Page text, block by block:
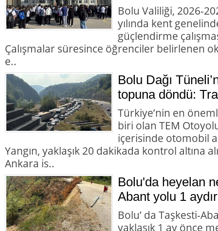
Bolu Valiliği, 2026-
yılında kent
güçlendirme
Çalışmalar süresince öğrenciler belirlenen
e..
Bolu Dağı
topuna döndü:
Türkiye’nin en
biri olan TEM
içerisinde otomobil
Yangın, yaklaşık 20 dakikada kontrol altına
Ankara is..
Bolu'da heyelan
Abant yolu 1
Bolu’ da Taşkesti-
yaklaşık 1 ay önce